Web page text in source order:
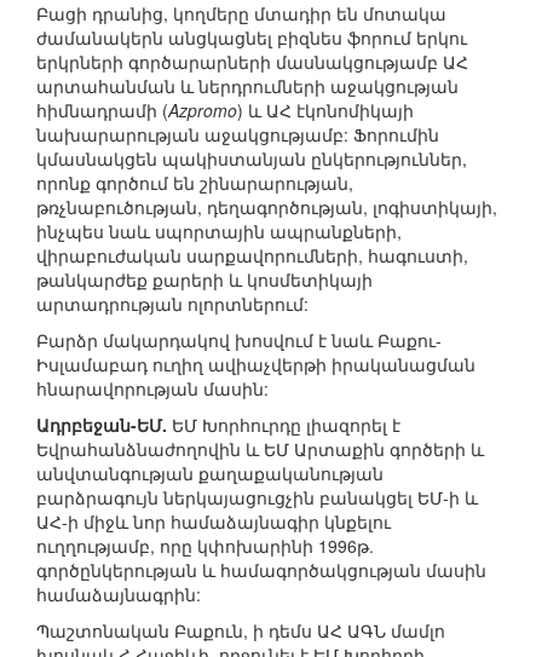
Բացի դրանից, կողմերը մտադիր են մոտակա
ժամանակերն անցկացնել բիզնես ֆորում երկու
երկրների գործարարների մասնակցությամբ ԱՀ
արտահանման և ներդրումների աջակցության
հիմնադրամի (Azpromo) և ԱՀ էկոնոմիկայի
նախարարության աջակցությամբ: Ֆորումին
կմասնակցեն պակիստանյան ընկերություններ,
որոնք գործում են շինարարության,
թռչնաբուծության, դեղագործության, լոգիստիկայի,
ինչպես նաև սպորտային ապրանքների,
վիրաբուժական սարքավորումների, հագուստի,
թանկարժեք քարերի և կոսմետիկայի
արտադրության ոլորտներում:
Բարձր մակարդակով խոսվում է նաև Բաքու-
Իսլամաբադ ուղիղ ավիաչվերթի իրականացման
հնարավորության մասին:
Ադրբեջան-ԵՄ. ԵՄ Խորհուրդը լիազորել է
Եվրահանձնաժողովին և ԵՄ Արտաքին գործերի և
անվտանգության քաղաքականության
բարձրագույն ներկայացուցչին բանակցել ԵՄ-ի և
ԱՀ-ի միջև նոր համաձայնագիր կնքելու
ուղղությամբ, որը կփոխարինի 1996թ.
գործընկերության և համագործակցության մասին
համաձայնագրին:
Պաշտոնական Բաքուն, ի դեմս ԱՀ ԱԳՆ մամլո